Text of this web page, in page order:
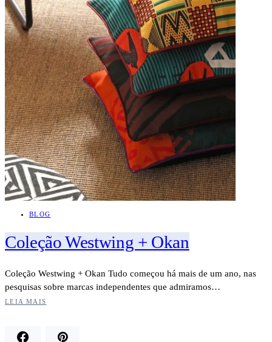
BLOG
Coleção Westwing + Okan
Coleção Westwing + Okan Tudo começou há mais de um ano, nas
pesquisas sobre marcas independentes que admiramos…
LEIA MAIS